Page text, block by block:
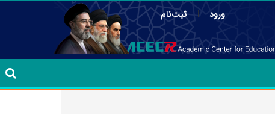
ورود | ثبت‌نام